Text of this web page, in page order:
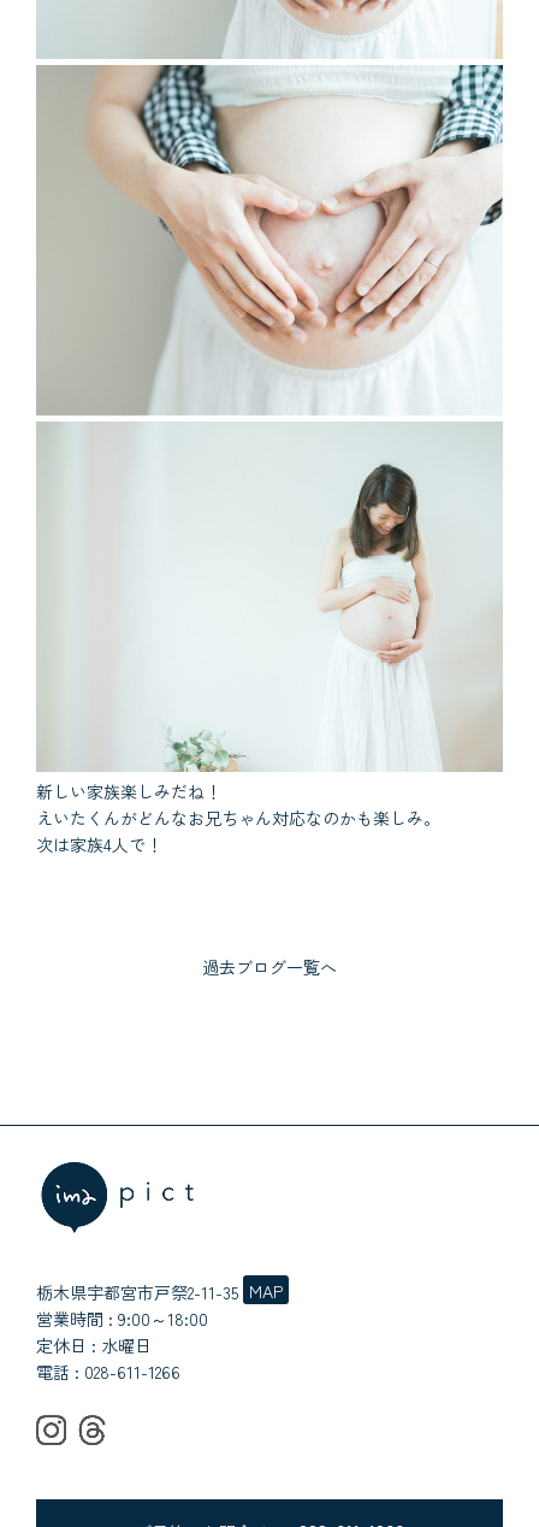
新しい家族楽しみだね！
えいたくんがどんなお兄ちゃん対応なのかも楽しみ。
次は家族4人で！
過去ブログ一覧へ
栃木県宇都宮市戸祭2-11-35 MAP
営業時間 : 9:00～18:00
定休日 : 水曜日
電話 : 028-611-1266